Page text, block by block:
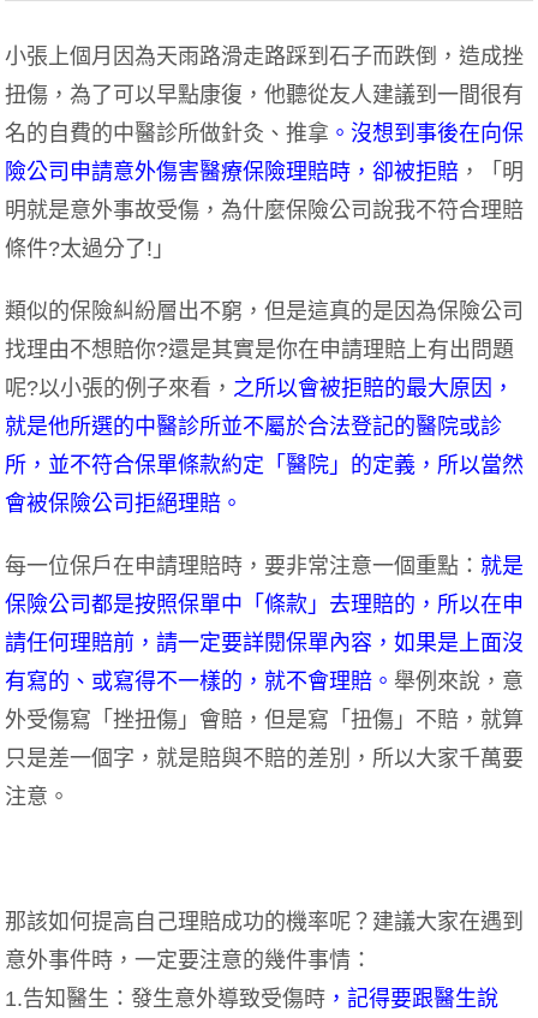
小張上個月因為天雨路滑走路踩到石子而跌倒，造成挫
扭傷，為了可以早點康復，他聽從友人建議到一間很有
名的自費的中醫診所做針灸、推拿 。沒想到事後在向保
險公司申請意外傷害醫療保險理賠時，卻被拒賠 ，「明
明就是意外事故受傷，為什麼保險公司說我不符合理賠
條件?太過分了!」
類似的保險糾紛層出不窮，但是這真的是因為保險公司
找理由不想賠你?還是其實是你在申請理賠上有出問題
呢?以小張的例子來看， 之所以會被拒賠的最大原因，
就是他所選的中醫診所並不屬於合法登記的醫院或診
所，並不符合保單條款約定「醫院」的定義，所以當然
會被保險公司拒絕理賠。
每一位保戶在申請理賠時，要非常注意一個重點： 就是
保險公司都是按照保單中「條款」去理賠的，所以在申
請任何理賠前，請一定要詳閱保單內容，如果是上面沒
有寫的、或寫得不一樣的，就不會理賠。 舉例來說，意
外受傷寫「挫扭傷」會賠，但是寫「扭傷」不賠，就算
只是差一個字，就是賠與不賠的差別，所以大家千萬要
注意。
那該如何提高自己理賠成功的機率呢？建議大家在遇到
意外事件時，一定要注意的幾件事情：
1.告知醫生：發生意外導致受傷時 ，記得要跟醫生說